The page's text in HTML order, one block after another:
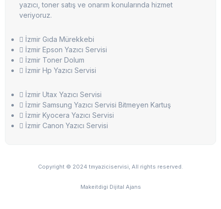
yazıcı, toner satış ve onarım konularında hizmet
veriyoruz.
İzmir Gıda Mürekkebi
İzmir Epson Yazıcı Servisi
İzmir Toner Dolum
İzmir Hp Yazıcı Servisi
İzmir Utax Yazıcı Servisi
İzmir Samsung Yazıcı Servisi Bitmeyen Kartuş
İzmir Kyocera Yazıcı Servisi
İzmir Canon Yazıcı Servisi
Copyright © 2024 tmyaziciservisi, All rights reserved.
Makeitdigi Dijital Ajans